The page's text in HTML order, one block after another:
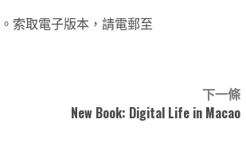
索取電子版本，請電郵至
下一條
New Book: Digital Life in Macao